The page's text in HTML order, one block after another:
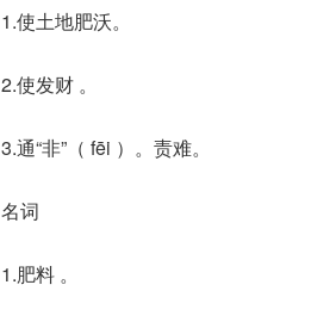
1.使土地肥沃。
2.使发财 。
3.通“非”（ fēi ）。责难。
名词
1.肥料 。